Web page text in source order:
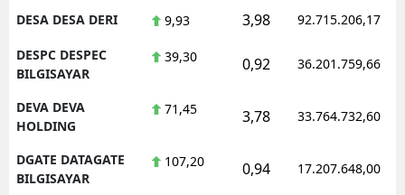
DESA DESA DERI 9,93 3,98 92.715.206,17
DESPC DESPEC
BILGISAYAR
39,30 0,92 36.201.759,66
DEVA DEVA
HOLDING
71,45 3,78 33.764.732,60
DGATE DATAGATE
BILGISAYAR
107,20 0,94 17.207.648,00